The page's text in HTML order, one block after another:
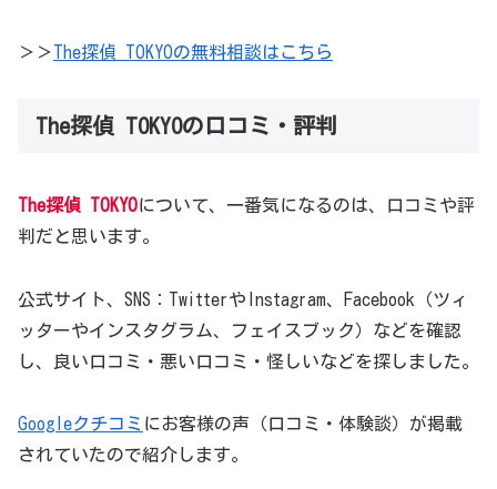
＞＞The探偵 TOKYOの無料相談はこちら
The探偵 TOKYOの口コミ・評判
The探偵 TOKYOについて、一番気になるのは、口コミや評
判だと思います。
公式サイト、SNS：TwitterやInstagram、Facebook（ツィ
ッターやインスタグラム、フェイスブック）などを確認
し、良い口コミ・悪い口コミ・怪しいなどを探しました。
Googleクチコミ にお客様の声（口コミ・体験談）が掲載
されていたので紹介します。